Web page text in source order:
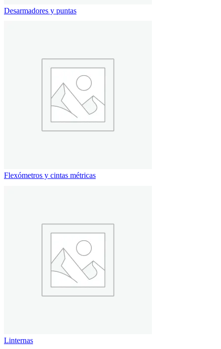
Desarmadores y puntas
Flexómetros y cintas métricas
Linternas